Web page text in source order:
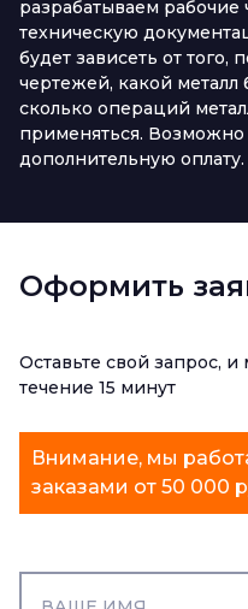
разрабатываем
техническую
будет зависеть от того,
чертежей, какой металл
сколько операций
применяться. Возможно
дополнительную оплату.
Оформить
Оставьте свой запрос,
течение 15 минут
Внимание, мы
заказами от 50 000